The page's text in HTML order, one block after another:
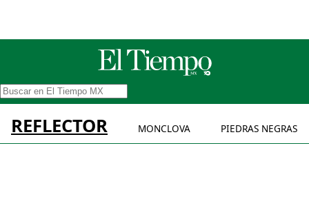
REFLECTOR MONCLOVA PIEDRAS NEGRAS